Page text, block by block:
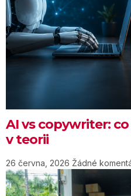
AI vs copywriter:
v teorii
26 června, 2026 Žádné